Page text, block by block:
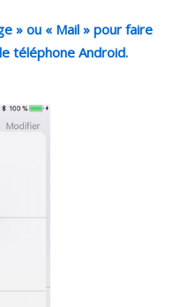
» ou « Mail » pour faire
téléphone Android.